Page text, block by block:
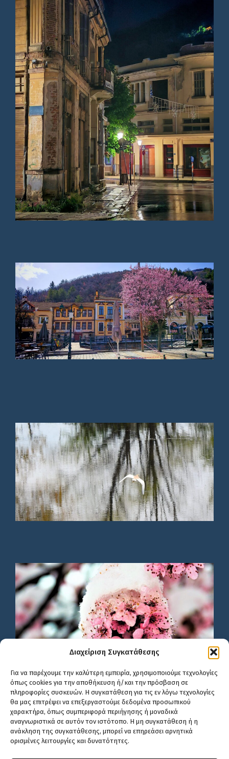
Διαχείριση Συγκατάθεσης
Για να παρέχουμε την καλύτερη εμπειρία, χρησιμοποιούμε τεχνολογίες
όπως cookies για την αποθήκευση ή/και την πρόσβαση σε
πληροφορίες συσκευών. Η συγκατάθεση για τις εν λόγω τεχνολογίες
θα μας επιτρέψει να επεξεργαστούμε δεδομένα προσωπικού
χαρακτήρα, όπως συμπεριφορά περιήγησης ή μοναδικά
αναγνωριστικά σε αυτόν τον ιστότοπο. Η μη συγκατάθεση ή η
ανάκληση της συγκατάθεσης, μπορεί να επηρεάσει αρνητικά
ορισμένες λειτουργίες και δυνατότητες.